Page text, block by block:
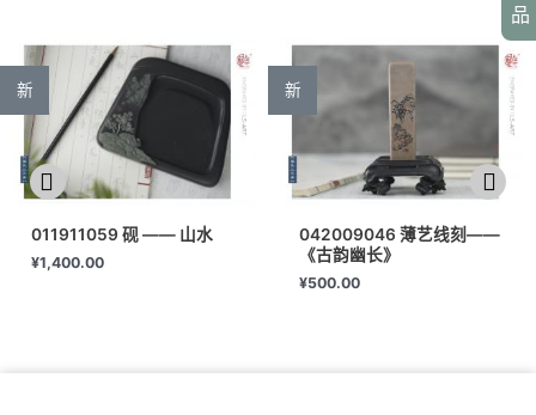
品
新
011911059 砚 —— 山水
¥1,400.00
新
042009046 薄艺线刻——
《古韵幽长》
¥500.00